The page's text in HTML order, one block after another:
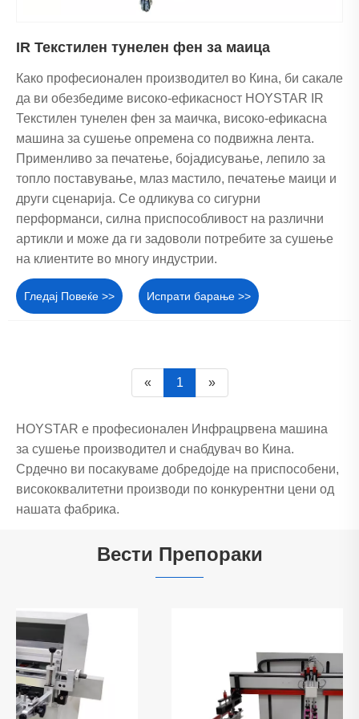
2. Голема инфрацрвена машина за
Ако водите голема производствена линија (на
пример, текстил, маици, банери или индустриски
делови), а сегашната опрема за сушење не може да
се исуши со големи, обемни предмети. Имаме и
голема инфрацрвена машина за сушење за да ја
IR Текстилен тунелен фен за маица
Како професионален производител во Кина, би сакале
да ви обезбедиме високо-ефикасност HOYSTAR IR
Текстилен тунелен фен за маичка, високо-ефикасна
машина за сушење опремена со подвижна лента.
Применливо за печатење, бојадисување, лепило за
топло поставување, млаз мастило, печатење маици и
други сценарија. Се одликува со сигурни
перформанси, силна приспособливост на различни
артикли и може да ги задоволи потребите за сушење
на клиентите во многу индустрии.
Гледај Повеќе >> Испрати барање >>
« 1 »
HOYSTAR е професионален Инфрацрвена машина
за сушење производител и снабдувач во Кина.
Срдечно ви посакуваме добредојде на приспособени,
висококвалитетни производи по конкурентни цени од
нашата фабрика.
Вести Препораки